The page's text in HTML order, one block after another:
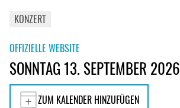
KONZERT
OFFIZIELLE WEBSITE
SONNTAG 13. SEPTEMBER 2026
ZUM KALENDER HINZUFÜGEN